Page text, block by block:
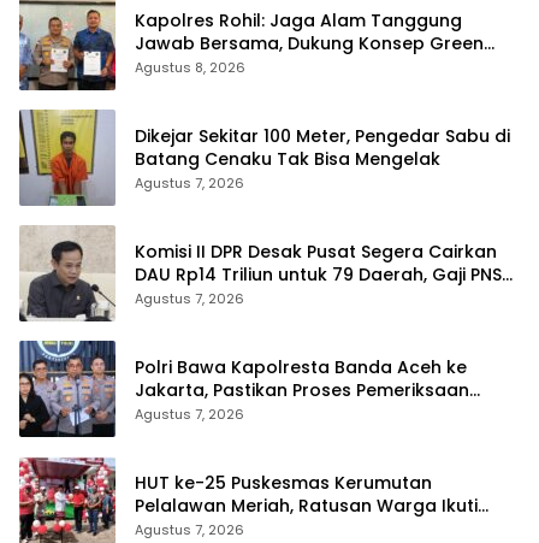
Kapolres Rohil: Jaga Alam Tanggung
Jawab Bersama, Dukung Konsep Green
Policing
Agustus 8, 2026
Dikejar Sekitar 100 Meter, Pengedar Sabu di
Agustus 7, 2026
Komisi II DPR Desak Pusat Segera Cairkan
DAU Rp14 Triliun untuk 79 Daerah, Gaji PNS
Terancam Telat
Agustus 7, 2026
Polri Bawa Kapolresta Banda Aceh ke
Jakarta, Pastikan Proses Pemeriksaan
Profesional dan Transparan
Agustus 7, 2026
HUT ke-25 Puskesmas Kerumutan
Pelalawan Meriah, Ratusan Warga Ikuti
Jalan Santai dan Cek Kesehatan Gratis
Agustus 7, 2026